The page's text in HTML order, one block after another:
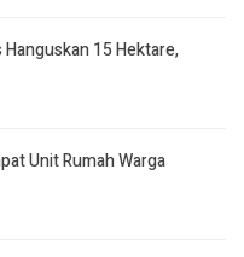
15 Hektare,
Unit Rumah Warga